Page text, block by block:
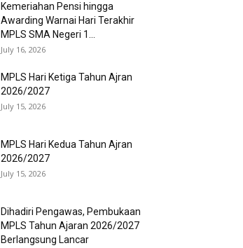
Kemeriahan Pensi hingga
Awarding Warnai Hari Terakhir
MPLS SMA Negeri 1...
July 16, 2026
MPLS Hari Ketiga Tahun Ajran
2026/2027
July 15, 2026
MPLS Hari Kedua Tahun Ajran
2026/2027
July 15, 2026
Dihadiri Pengawas, Pembukaan
MPLS Tahun Ajaran 2026/2027
Berlangsung Lancar